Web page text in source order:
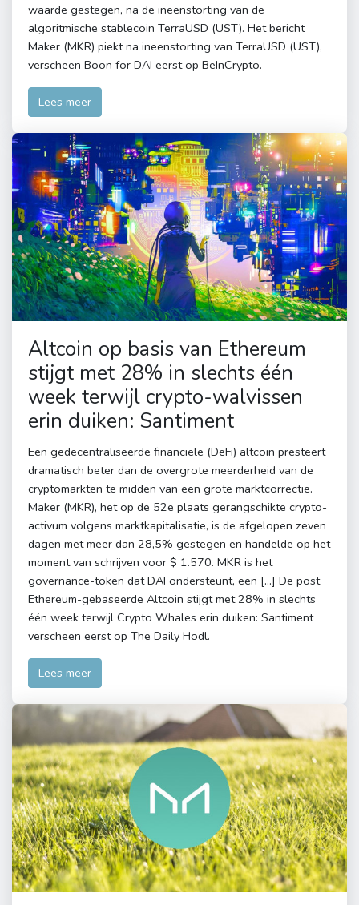
waarde gestegen, na de ineenstorting van de
algoritmische stablecoin TerraUSD (UST). Het bericht
Maker (MKR) piekt na ineenstorting van TerraUSD (UST),
verscheen Boon for DAI eerst op BeInCrypto.
Lees meer
Altcoin op basis van Ethereum
stijgt met 28% in slechts één
week terwijl crypto-walvissen
erin duiken: Santiment
Een gedecentraliseerde financiële (DeFi) altcoin presteert
dramatisch beter dan de overgrote meerderheid van de
cryptomarkten te midden van een grote marktcorrectie.
Maker (MKR), het op de 52e plaats gerangschikte crypto-
activum volgens marktkapitalisatie, is de afgelopen zeven
dagen met meer dan 28,5% gestegen en handelde op het
moment van schrijven voor $ 1.570. MKR is het
governance-token dat DAI ondersteunt, een […] De post
Ethereum-gebaseerde Altcoin stijgt met 28% in slechts
één week terwijl Crypto Whales erin duiken: Santiment
verscheen eerst op The Daily Hodl.
Lees meer